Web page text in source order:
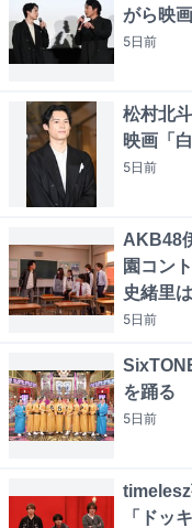
がら映
5日前
松村北
映画「
5日前
AKB48
園コン
史緒里
5日前
を踊る
5日前
「ドッ